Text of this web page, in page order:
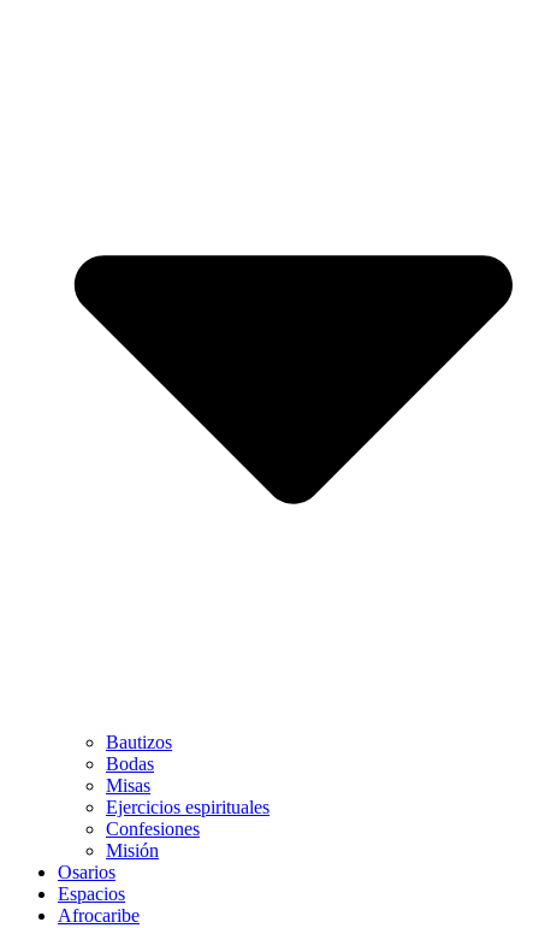
Bautizos
Bodas
Misas
Ejercicios espirituales
Confesiones
Misión
Osarios
Espacios
Afrocaribe